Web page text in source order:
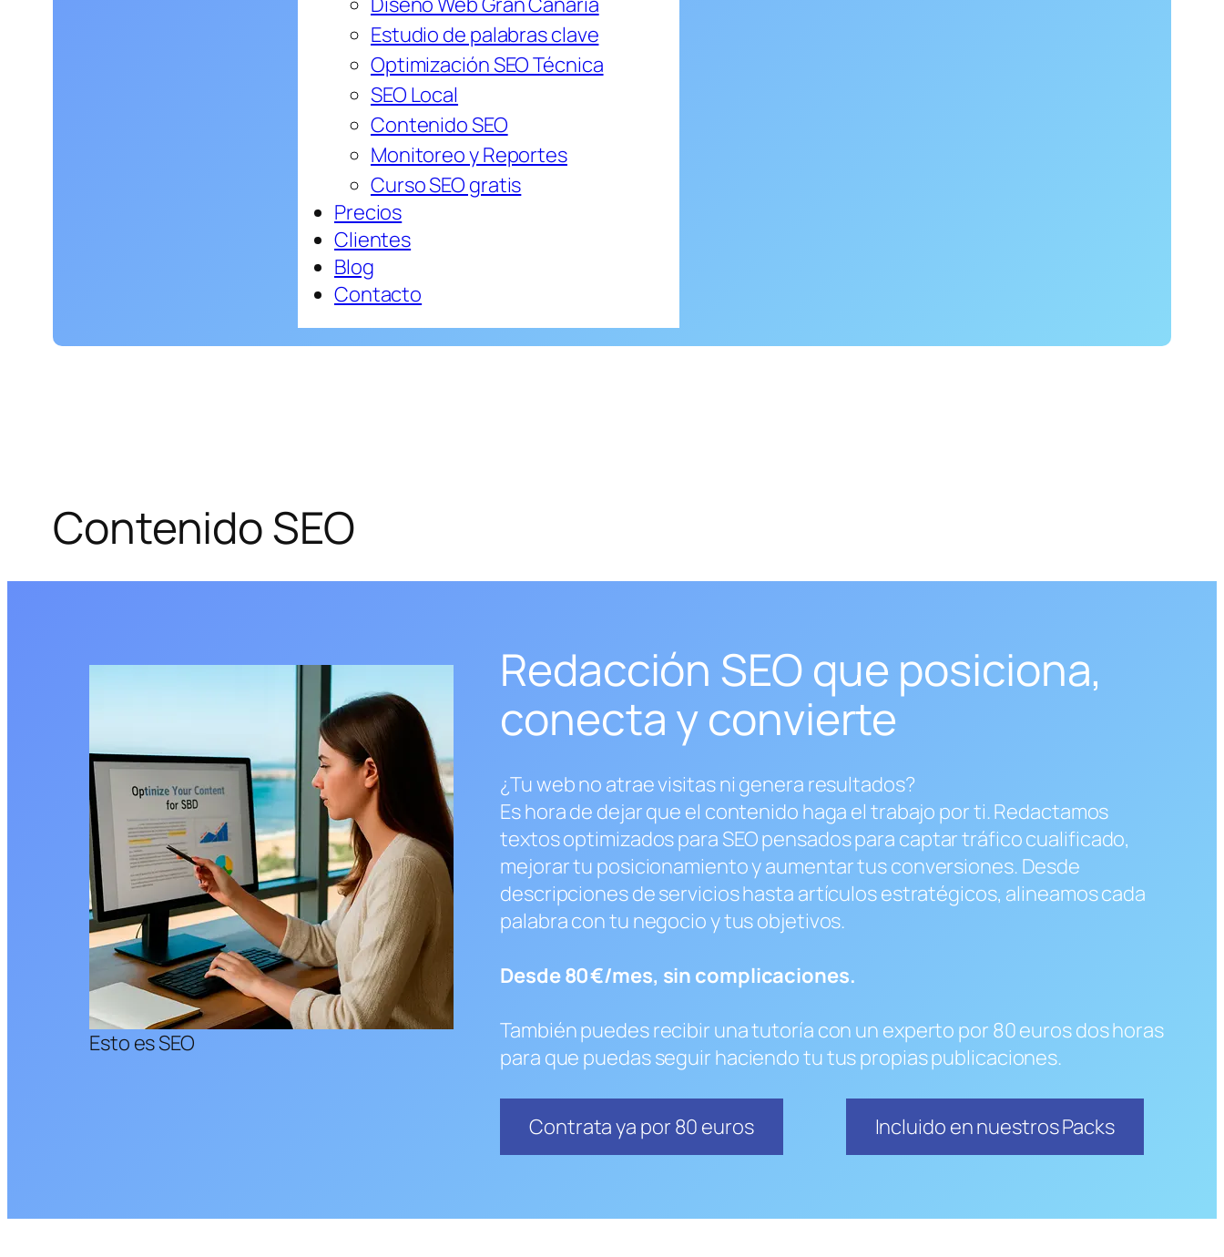
Estudio de palabras clave
Optimización SEO Técnica
SEO Local
Contenido SEO
Monitoreo y Reportes
Curso SEO gratis
Precios
Clientes
Blog
Contacto
Contenido SEO
Esto es SEO
Redacción SEO que posiciona,
conecta y convierte
¿Tu web no atrae visitas ni genera resultados?
Es hora de dejar que el contenido haga el trabajo por ti. Redactamos
textos optimizados para SEO pensados para captar tráfico cualificado,
mejorar tu posicionamiento y aumentar tus conversiones. Desde
descripciones de servicios hasta artículos estratégicos, alineamos cada
palabra con tu negocio y tus objetivos.
Desde 80 €/mes, sin complicaciones.
También puedes recibir una tutoría con un experto por 80 euros dos horas
para que puedas seguir haciendo tu tus propias publicaciones.
Contrata ya por 80 euros Incluido en nuestros Packs